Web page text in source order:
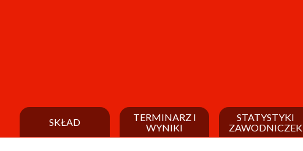
SKŁAD
TERMINARZ I
WYNIKI
STATYSTYKI
ZAWODNICZEK